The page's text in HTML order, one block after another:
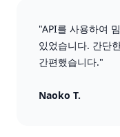
"API를 사용하여
있었습니다. 간단
간편했습니다."
Naoko T.